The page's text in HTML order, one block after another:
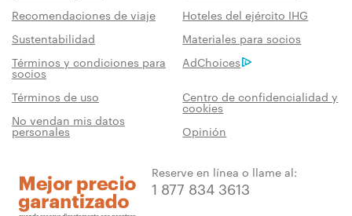
Recomendaciones de viaje
Hoteles del ejército IHG
Sustentabilidad
Materiales para socios
Términos y condiciones para
socios
AdChoices
Términos de uso Centro de confidencialidad y
cookies
No vendan mis datos
personales Opinión
Reserve en línea o llame al:
1 877 834 3613